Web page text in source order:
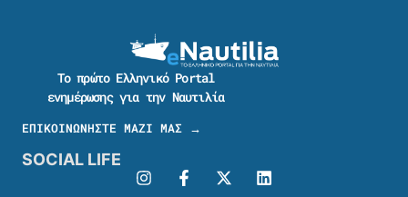
Το πρώτο Ελληνικό Portal
ενημέρωσης για την Ναυτιλία
ΕΠΙΚΟΙΝΩΝΗΣΤΕ ΜΑΖΙ ΜΑΣ →
SOCIAL LIFE